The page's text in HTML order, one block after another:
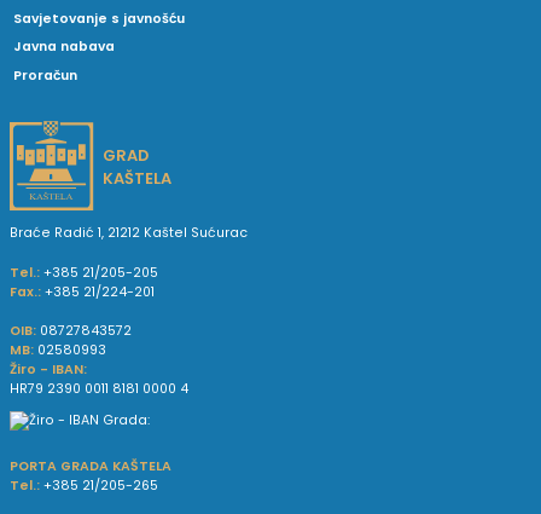
Savjetovanje s javnošću
Javna nabava
Proračun
GRAD
KAŠTELA
Braće Radić 1, 21212 Kaštel Sućurac
Tel.: +385 21/205-205
Fax.: +385 21/224-201
OIB: 08727843572
MB: 02580993
Žiro - IBAN:
HR79 2390 0011 8181 0000 4
PORTA GRADA KAŠTELA
Tel.: +385 21/205-265